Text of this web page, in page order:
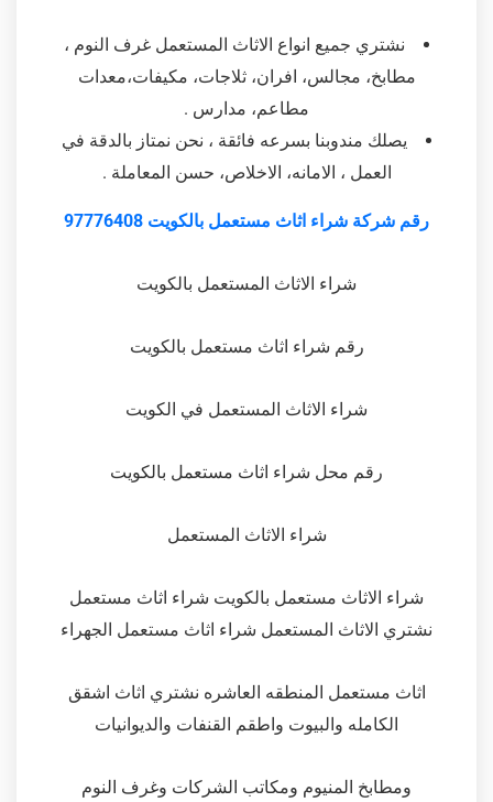
نشتري جميع انواع الاثاث المستعمل غرف النوم ،
مطابخ، مجالس، افران، ثلاجات، مكيفات،معدات
مطاعم، مدارس .
يصلك مندوبنا بسرعه فائقة ، نحن نمتاز بالدقة في
العمل ، الامانه، الاخلاص، حسن المعاملة .
رقم شركة شراء اثاث مستعمل بالكويت 97776408
شراء الاثاث المستعمل بالكويت
رقم شراء اثاث مستعمل بالكويت
شراء الاثاث المستعمل في الكويت
رقم محل شراء اثاث مستعمل بالكويت
شراء الاثاث المستعمل
شراء الاثاث مستعمل بالكويت شراء اثاث مستعمل
نشتري الاثاث المستعمل شراء اثاث مستعمل الجهراء
اثاث مستعمل المنطقه العاشره نشتري اثاث اشقق
الكامله والبيوت واطقم القنفات والديوانيات
ومطابخ المنيوم ومكاتب الشركات وغرف النوم